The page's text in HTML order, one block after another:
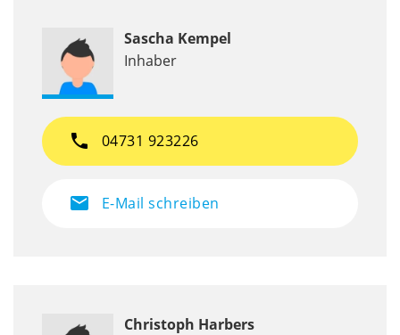
Sascha Kempel
Inhaber
phone 04731 923226
mail E-Mail schreiben
Christoph Harbers